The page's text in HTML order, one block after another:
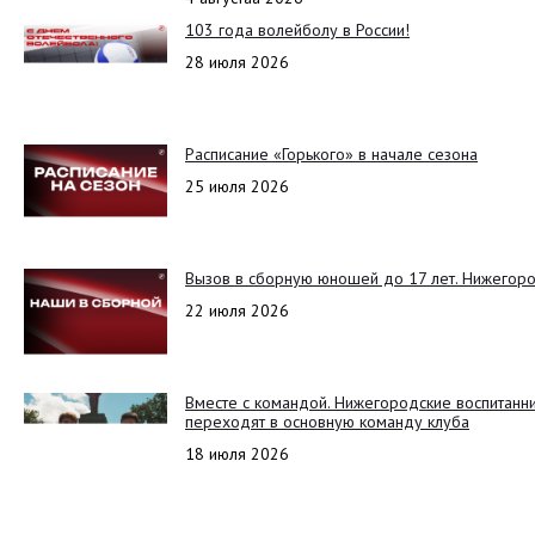
103 года волейболу в России!
28 июля 2026
Расписание «Горького» в начале сезона
25 июля 2026
Вызов в сборную юношей до 17 лет.
22 июля 2026
Вместе с командой. Нижегородские
переходят в основную команду клуба
18 июля 2026